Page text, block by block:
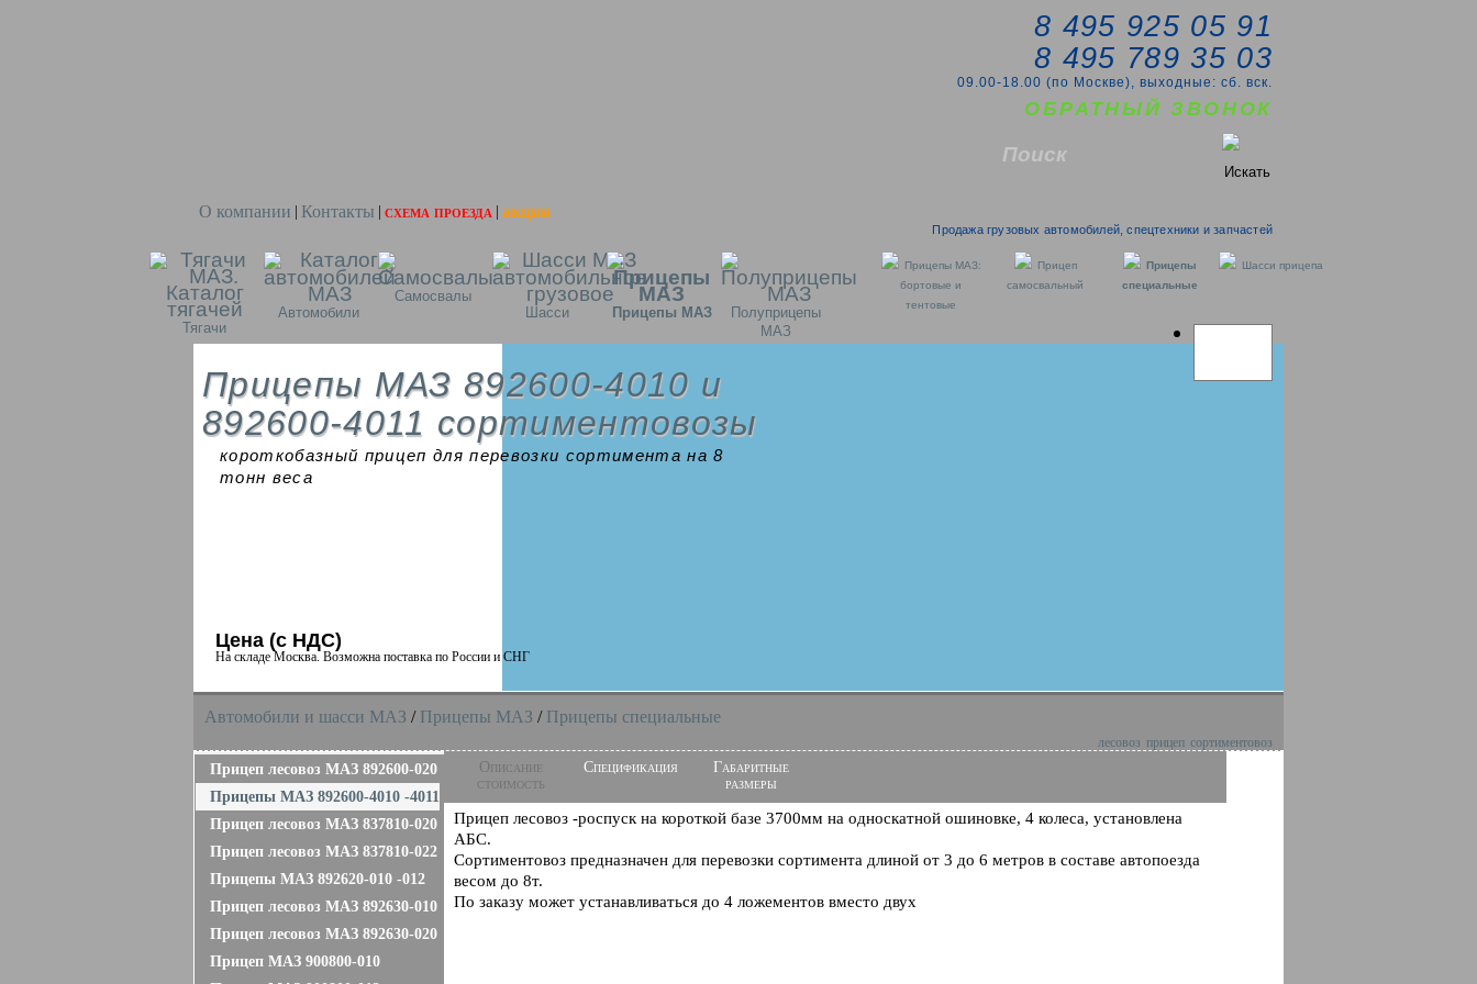
О компании Контакты схема проезда акции
8 495 925 05 91
8 495 789 35 03
09.00-18.00 (по Москве), выходные: сб. вск.
ОБРАТНЫЙ ЗВОНОК
Продажа грузовых автомобилей, спецтехники и запчастей
Тягачи
Автомобили
Самосвалы
Шасси
Прицепы МАЗ
Полуприцепы
МАЗ
Прицепы МАЗ:
бортовые и
тентовые
Прицеп
самосвальный
Прицепы
специальные
Шасси прицепа
Прицепы МАЗ 892600-4010 и
892600-4011 сортиментовозы
короткобазный прицеп для перевозки сортимента на 8
тонн веса
Цена (с НДС)
На складе Москва. Возможна поставка по России и СНГ
Автомобили и шасси MAЗ / Прицепы МАЗ / Прицепы специальные
лесовоз прицеп сортиментовоз
Прицеп лесовоз МАЗ 892600-020
Прицепы МАЗ 892600-4010 -4011
Прицеп лесовоз МАЗ 837810-020
Прицеп лесовоз МАЗ 837810-022
Прицепы МАЗ 892620-010 -012
Прицеп лесовоз МАЗ 892630-010
Прицеп лесовоз МАЗ 892630-020
Прицеп МАЗ 900800-010
Описание
стоимость
Спецификация
Габаритные
размеры
Прицеп лесовоз -роспуск на короткой базе 3700мм на односкатной ошиновке, 4 колеса, установлена
АБС.
Сортиментовоз предназначен для перевозки сортимента длиной от 3 до 6 метров в составе автопоезда
весом до 8т.
По заказу может устанавливаться до 4 ложементов вместо двух